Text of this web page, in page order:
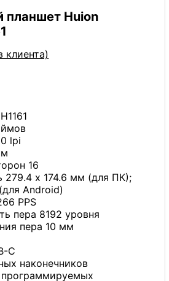
планшет Huion
клиента)
lpi
16
279.4 x 174.6 мм (для ПК);
Android)
PPS
пера 8192 уровня
пера 10 мм
C
наконечников